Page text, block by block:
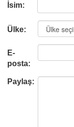
İsim:
Ülke:
E-
posta:
Paylaş: